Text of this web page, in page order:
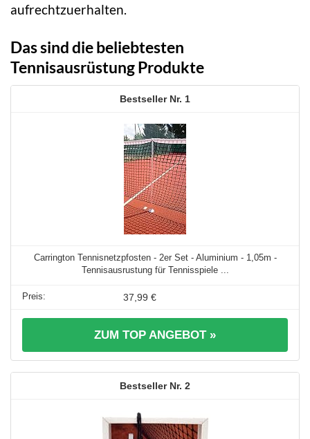
aufrechtzuerhalten.
Das sind die beliebtesten
Tennisausrüstung Produkte
1
Carrington Tennisnetzpfosten - 2er Set - Aluminium - 1,05m -
Tennisausrustung für Tennisspiele ...
37,99 €
ZUM TOP ANGEBOT »
2